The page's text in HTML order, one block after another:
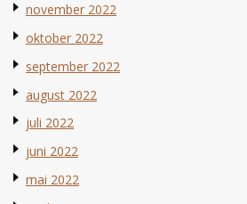
november 2022
oktober 2022
september 2022
august 2022
juli 2022
juni 2022
mai 2022